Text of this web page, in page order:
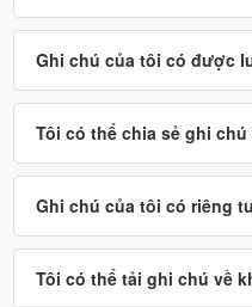
Ghi chú của tôi có được
Tôi có thể chia sẻ ghi
Ghi chú của tôi có riêng
Tôi có thể tải ghi chú về